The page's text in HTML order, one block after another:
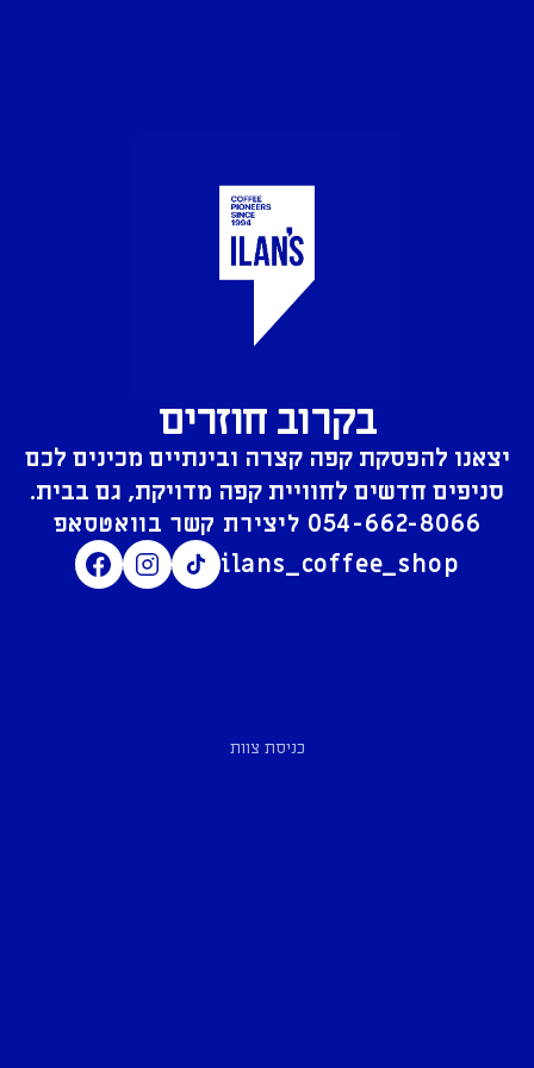
בקרוב חוזרים
יצאנו להפסקת קפה קצרה ובינתיים מכינים לכם
סניפים חדשים לחוויית קפה מדויקת, גם בבית.
054-662-8066
ilans_coffee_shop
כניסת צוות